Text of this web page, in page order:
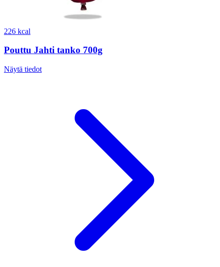
226 kcal
Pouttu Jahti tanko 700g
Näytä tiedot